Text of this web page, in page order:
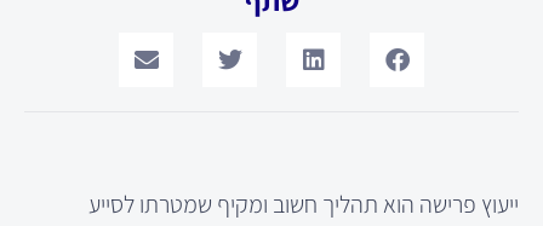
ייעוץ פרישה הוא תהליך חשוב ומקיף שמטרתו לסייע